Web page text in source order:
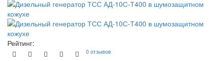
Рейтинг:
0 отзывов